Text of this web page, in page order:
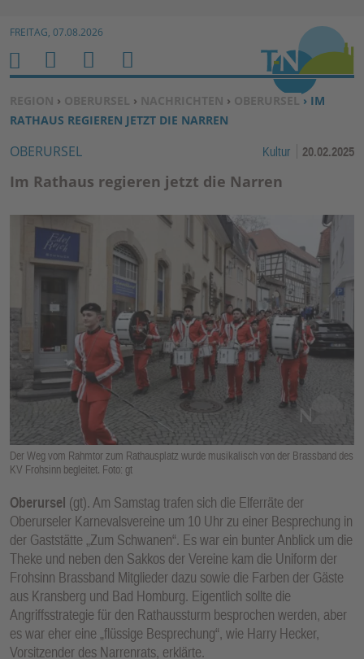
Zum Inhalt springen ↓
FREITAG, 07.08.2026
SIE BEFINDEN SICH HIER:
REGION › OBERURSEL › NACHRICHTEN › OBERURSEL › IM
RATHAUS REGIEREN JETZT DIE NARREN
OBERURSEL Kultur 20.02.2025
Im Rathaus regieren jetzt die Narren
Der Weg vom Rahmtor zum Rathausplatz wurde musikalisch von der Brassband des
KV Frohsinn begleitet. Foto: gt
Oberursel (gt). Am Samstag trafen sich die Elferräte der
Oberurseler Karnevalsvereine um 10 Uhr zu einer Besprechung in
der Gaststätte „Zum Schwanen“. Es war ein bunter Anblick um die
Theke und neben den Sakkos der Vereine kam die Uniform der
Frohsinn Brassband Mitglieder dazu sowie die Farben der Gäste
aus Kransberg und Bad Homburg. Eigentlich sollte die
Angriffsstrategie für den Rathaussturm besprochen werden, aber
es war eher eine „flüssige Besprechung“, wie Harry Hecker,
Vorsitzender des Narrenrats, erklärte.
H
O
M
E
M
E
N
U
S
U
C
N
B
E
N
Z
R
F
U
N
K
TI
O
N
E
N